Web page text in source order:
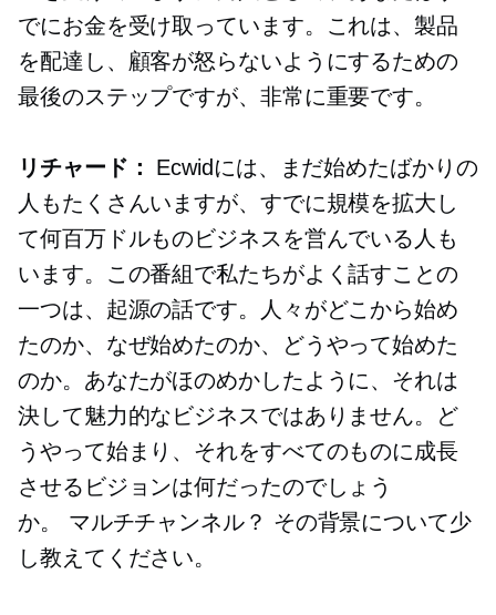
でにお金を受け取っています。これは、製品
を配達し、顧客が怒らないようにするための
最後のステップですが、非常に重要です。
リチャード：
Ecwidには、まだ始めたばかりの
人もたくさんいますが、すでに規模を拡大し
て何百万ドルものビジネスを営んでいる人も
います。この番組で私たちがよく話すことの
一つは、起源の話です。人々がどこから始め
たのか、なぜ始めたのか、どうやって始めた
のか。あなたがほのめかしたように、それは
決して魅力的なビジネスではありません。ど
うやって始まり、それをすべてのものに成長
させるビジョンは何だったのでしょう
か。 マルチチャンネル？ その背景について少
し教えてください。